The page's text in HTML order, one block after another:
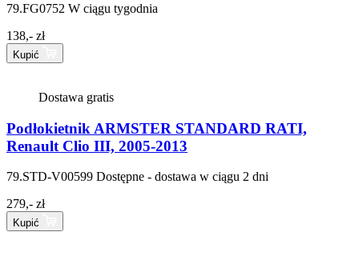
79.FG0752 W ciągu tygodnia
138,- zł
Kupić
Dostawa gratis
Podłokietnik ARMSTER STANDARD RATI,
Renault Clio III, 2005-2013
79.STD-V00599 Dostępne - dostawa w ciągu 2 dni
279,- zł
Kupić